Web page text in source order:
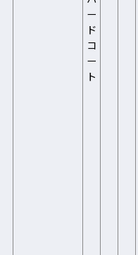
ー
ド
コ
ー
ト